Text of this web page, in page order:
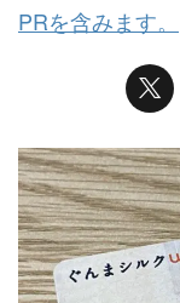
PRを含みます。